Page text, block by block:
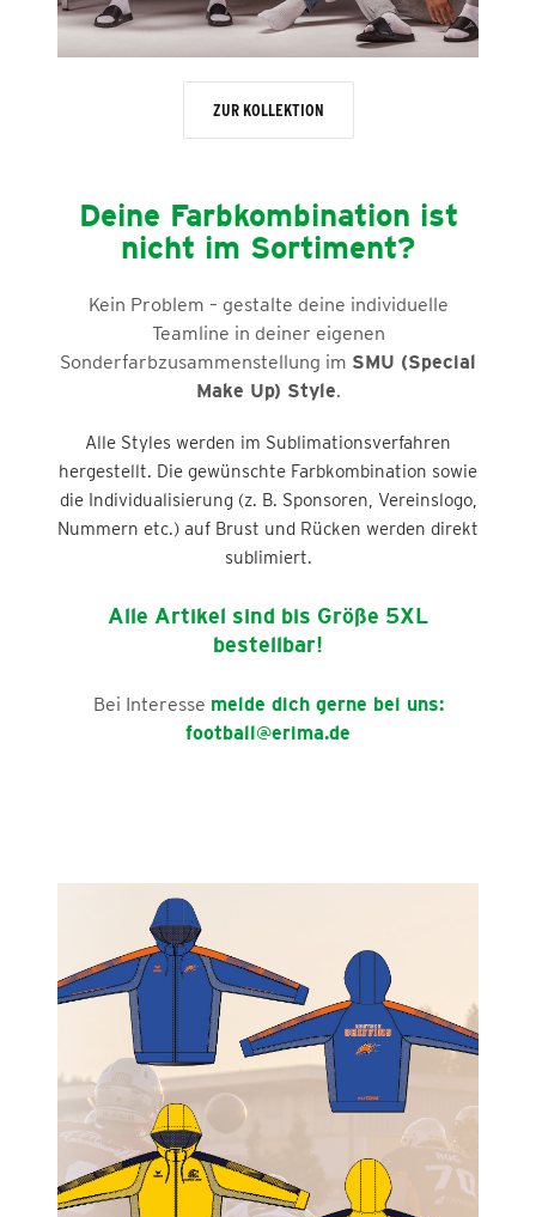
ZUR KOLLEKTION
Deine Farbkombination ist
nicht im Sortiment?
Kein Problem – gestalte deine individuelle
Teamline in deiner eigenen
Sonderfarbzusammenstellung im SMU (Special
Make Up) Style.
Alle Styles werden im Sublimationsverfahren
hergestellt. Die gewünschte Farbkombination sowie
die Individualisierung (z. B. Sponsoren, Vereinslogo,
Nummern etc.) auf Brust und Rücken werden direkt
sublimiert.
Alle Artikel sind bis Größe 5XL
bestellbar!
Bei Interesse melde dich gerne bei uns:
football@erima.de